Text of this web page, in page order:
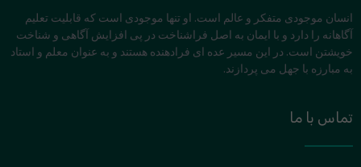
انسان موجودی متفکر و عالم است. او تنها موجودی است که قابلیت تعلیم
آگاهانه را دارد و با ایمان به اصل فراشناخت در پی افزایش آگاهی و شناخت
خویشتن است. در این مسیر عده ای فرادهنده هستند و به عنوان معلم و استاد
به مبارزه با جهل می پردازند.
تماس با ما